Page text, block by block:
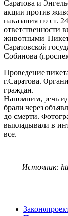
Саратова и
акции против
наказания по ст.
ответственности
животными. Пикет
Саратовской
Собинова
Проведение
г.Саратова.
граждан.
Напомним, речь
брали через
до смерти.
выкладывали в
все.
Источник: